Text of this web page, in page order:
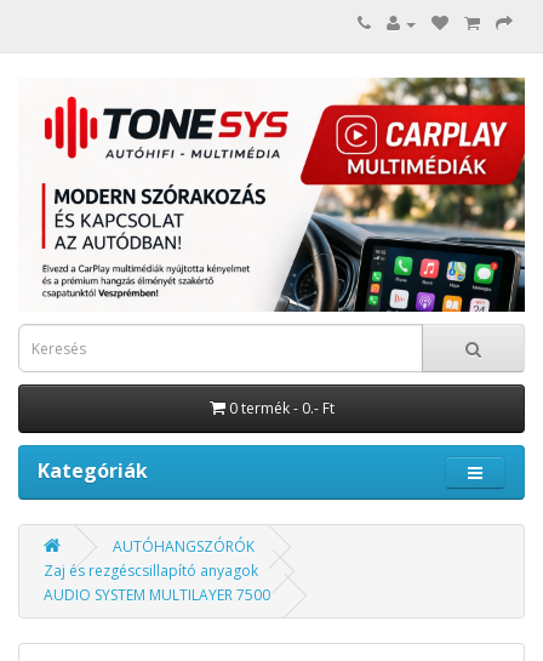
0 termék - 0.- Ft
Kategóriák
AUTÓHANGSZÓRÓK
Zaj és rezgéscsillapító anyagok
AUDIO SYSTEM MULTILAYER 7500